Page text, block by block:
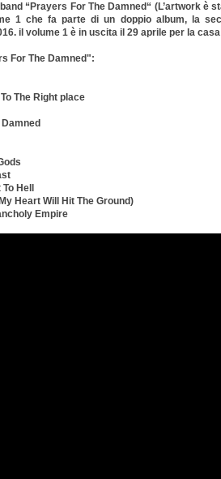
“ Prayers For The Damned “ (L’artwork è
1 che fa parte di un doppio album, la
il volume 1 è in uscita il 29 aprile per la
For The Damned":
The Right place
Hell
Heart Will Hit The Ground)
Empire